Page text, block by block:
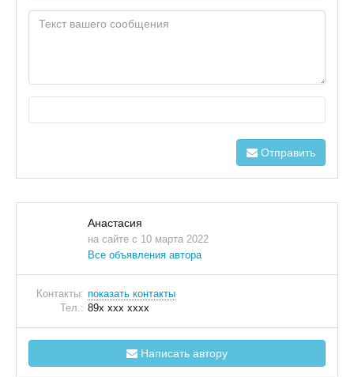
Отправить
Анастасия
на сайте с 10 марта 2022
Все объявления автора
Контакты: показать контакты
Тел.: 89x xxx xxxx
Написать автору